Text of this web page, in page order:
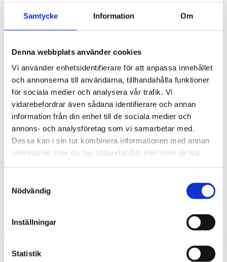
Samtycke Information Om
Denna webbplats använder cookies
Vi använder enhetsidentifierare för att anpassa innehållet
och annonserna till användarna, tillhandahålla funktioner
för sociala medier och analysera vår trafik. Vi
vidarebefordrar även sådana identifierare och annan
information från din enhet till de sociala medier och
annons- och analysföretag som vi samarbetar med.
Dessa kan i sin tur kombinera informationen med annan
information som du har tillhandahållit eller som de har
Nödvändig
Inställningar
Statistik
Förlängningskabel till temp/RH-givare DIGIL
& DIGIS